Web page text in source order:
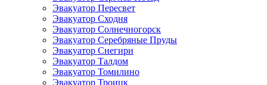
Эвакуатор Пересвет
Эвакуатор Сходня
Эвакуатор Солнечногорск
Эвакуатор Серебряные Пруды
Эвакуатор Снегири
Эвакуатор Талдом
Эвакуатор Томилино
Эвакуатор Троицк